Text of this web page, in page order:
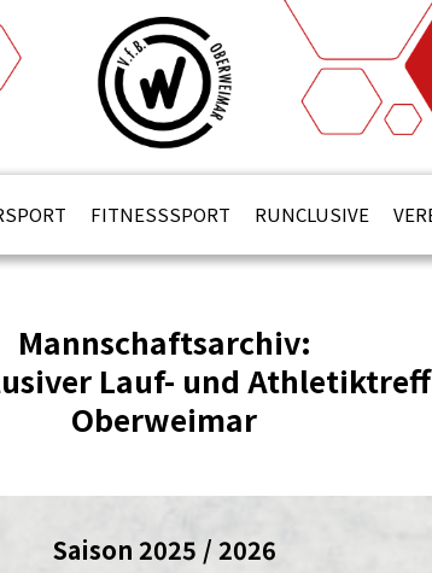
FITNESSSPORT RUNCLUSIVE
Mannschaftsarchiv:
Lauf- und
Oberweimar
Saison 2025 / 2026